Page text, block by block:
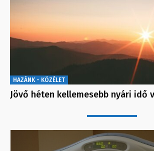
HAZÁNK - KÖZÉLET
Jövő héten kellemesebb nyári idő